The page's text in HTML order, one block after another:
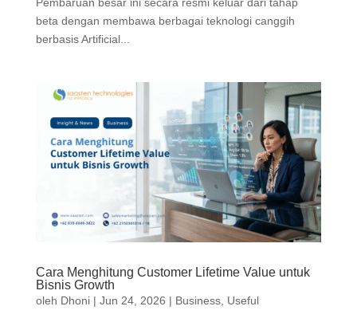
beta dengan membawa berbagai teknologi canggih
berbasis Artificial...
Cara Menghitung Customer Lifetime Value untuk
Bisnis Growth
oleh Dhoni| Jun 24, 2026 | Business, Useful